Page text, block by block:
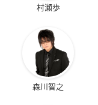
村瀬歩
森川智之